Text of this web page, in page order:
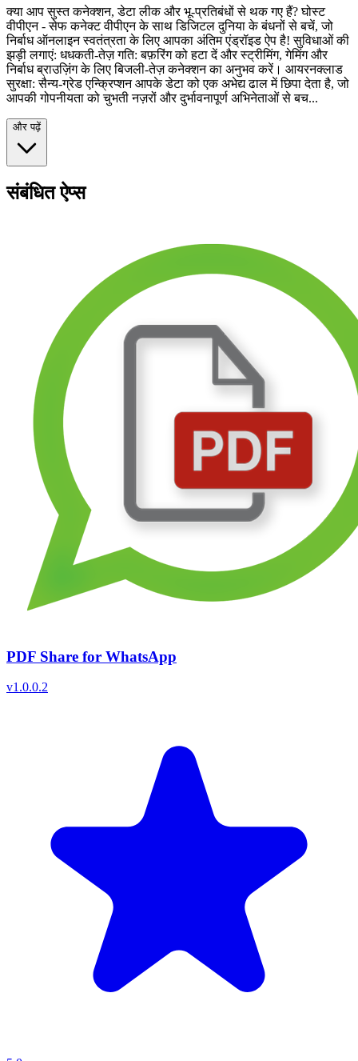
क्या आप सुस्त कनेक्शन, डेटा लीक और भू-प्रतिबंधों से थक गए हैं? घोस्ट
वीपीएन - सेफ कनेक्ट वीपीएन के साथ डिजिटल दुनिया के बंधनों से बचें, जो
निर्बाध ऑनलाइन स्वतंत्रता के लिए आपका अंतिम एंड्रॉइड ऐप है! सुविधाओं की
झड़ी लगाएं: धधकती-तेज़ गति: बफ़रिंग को हटा दें और स्ट्रीमिंग, गेमिंग और
निर्बाध ब्राउज़िंग के लिए बिजली-तेज़ कनेक्शन का अनुभव करें। आयरनक्लाड
सुरक्षा: सैन्य-ग्रेड एन्क्रिप्शन आपके डेटा को एक अभेद्य ढाल में छिपा देता है, जो
आपकी गोपनीयता को चुभती नज़रों और दुर्भावनापूर्ण अभिनेताओं से बच...
और पढ़ें
संबंधित ऐप्स
PDF Share for WhatsApp
v1.0.0.2